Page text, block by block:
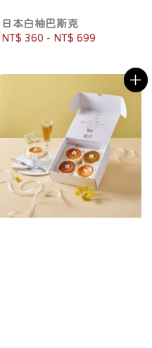
日本白柚巴斯克
Regular
NT$ 360 - NT$ 699